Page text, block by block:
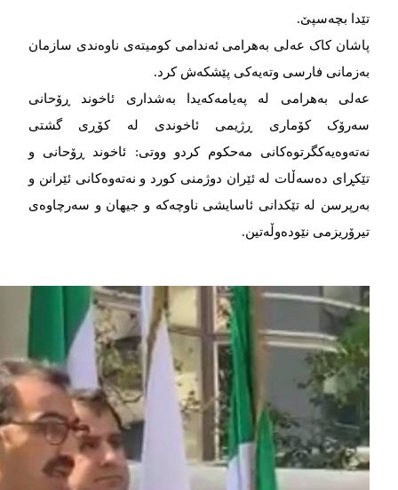
تێدا بچه‌‌‌سپێ.
پاشان کاک عه‌‌‌لی به‌‌‌هرامی ئه‌‌‌ندامی کومیته‌‌‌ی ناوه‌‌‌ندی سازمان
به‌‌‌زمانی فارسی وته‌‌‌یه‌‌‌کی پێشکه‌‌‌ش کرد.
عه‌‌‌لی به‌‌‌هرامی له‌‌‌ په‌‌‌یامه‌‌‌که‌‌‌یدا به‌‌‌شداری ئاخوند ڕۆحانی
سه‌‌‌رۆک کۆماری ڕژیمی ئاخوندی له‌‌‌ کۆڕی گشتی
نه‌‌‌ته‌‌‌وه‌‌‌یه‌‌‌کگرتوه‌‌‌کانی مه‌‌‌حکوم کردو ووتی: ئاخوند ڕۆحانی و
تێکڕای ده‌‌‌سه‌‌‌ڵات له‌‌‌ ئێران دوژمنی کورد و نه‌‌‌ته‌‌‌وه‌‌‌کانی ئێرانن و
به‌‌‌رپرسن له‌‌‌ تێکدانی ئاسایشی ناوچه‌‌‌که‌‌‌ و جیهان و سه‌‌‌رچاوه‌‌‌ی
تیرۆریزمی نێوده‌‌‌وڵه‌‌‌تین.